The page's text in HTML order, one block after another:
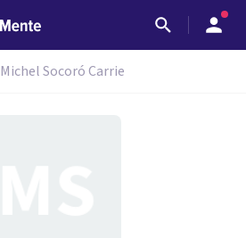
Michel Socoró Carrie